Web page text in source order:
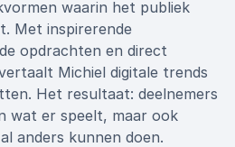
waarin het publiek
Met inspirerende
opdrachten en direct
Michiel digitale trends
Het resultaat: deelnemers
wat er speelt, maar ook
anders kunnen doen.